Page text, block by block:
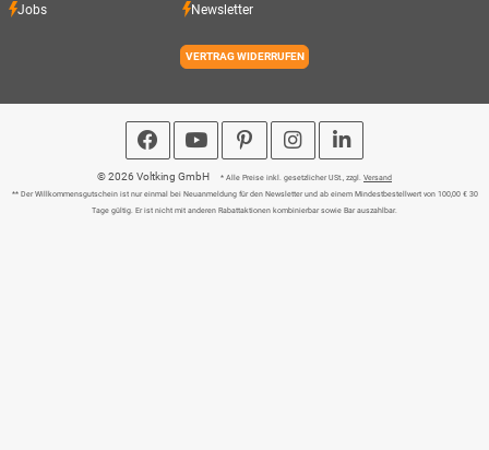
Jobs Newsletter
VERTRAG WIDERRUFEN
© 2026 Voltking GmbH * Alle Preise inkl. gesetzlicher USt., zzgl. Versand
** Der Willkommensgutschein ist nur einmal bei Neuanmeldung für den Newsletter und ab einem Mindestbestellwert von 100,00 € 30
Tage gültig. Er ist nicht mit anderen Rabattaktionen kombinierbar sowie Bar auszahlbar.